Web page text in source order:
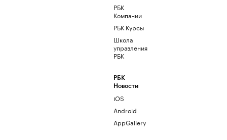
РБК
Компании
РБК Курсы
Школа
управления
РБК
РБК
Новости
iOS
Android
AppGallery